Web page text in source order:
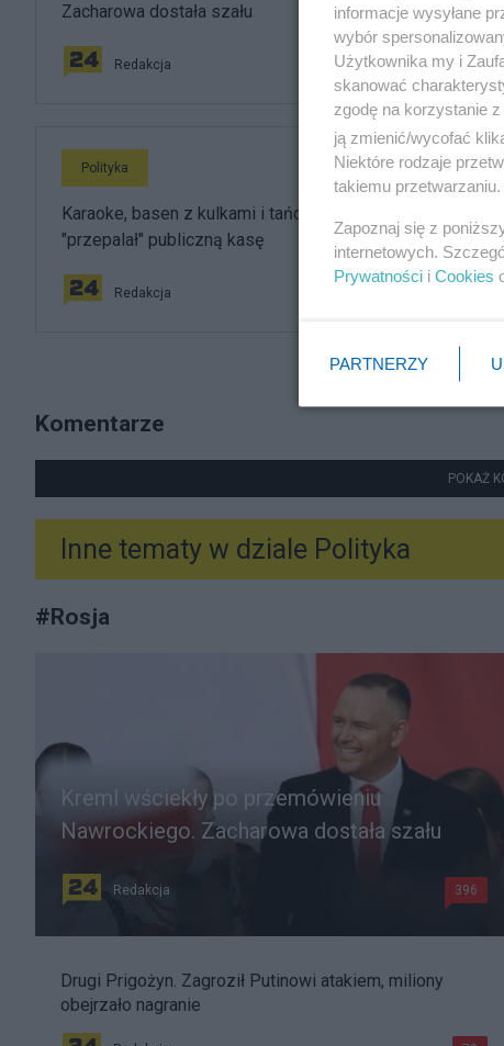
Zacharowa dostała szału
Redakcja
Polityka
Karaoke, basen z kulkami i tańce hulańce. Tak resort
"przepalał" publiczną kasę
Redakcja
Komentarze
POKAŻ
Inne tematy w dziale Polityka
#Rosja
Kreml wściekły po przemówieniu
Nawrockiego. Zacharowa dostała szału
Redakcja 396
Drugi Prigożyn. Zagroził Putinowi atakiem, miliony
obejrzało nagranie
informacje wysyłane
wybór
Użytkownika my i
skanować
zgodę na korzystanie
ją zmienić/wycofać
Niektóre rodzaje
takiemu
Zapoznaj się z
internetowych.
Prywatności i Cookies
PARTNERZY